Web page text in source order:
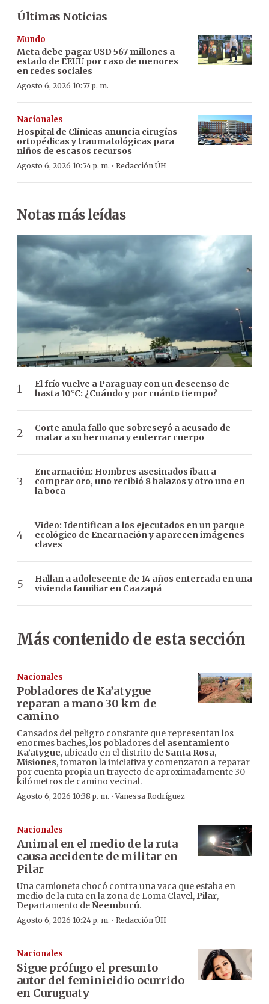
Últimas Noticias
Mundo
Meta debe pagar USD 567 millones a
estado de EEUU por caso de menores
en redes sociales
Agosto 6, 2026 10:57 p. m.
Nacionales
Hospital de Clínicas anuncia cirugías
ortopédicas y traumatológicas para
niños de escasos recursos
Agosto 6, 2026 10:54 p. m. · Redacción ÚH
Notas más leídas
El frío vuelve a Paraguay con un descenso de
hasta 10°C: ¿Cuándo y por cuánto tiempo?
Corte anula fallo que sobreseyó a acusado de
matar a su hermana y enterrar cuerpo
Encarnación: Hombres asesinados iban a
comprar oro, uno recibió 8 balazos y otro uno en
la boca
Video: Identifican a los ejecutados en un parque
ecológico de Encarnación y aparecen imágenes
claves
Hallan a adolescente de 14 años enterrada en una
vivienda familiar en Caazapá
Más contenido de esta sección
Nacionales
Pobladores de Ka’atygue
reparan a mano 30 km de
camino
Cansados del peligro constante que representan los
enormes baches, los pobladores del asentamiento
Ka’atygue, ubicado en el distrito de Santa Rosa,
Misiones, tomaron la iniciativa y comenzaron a reparar
por cuenta propia un trayecto de aproximadamente 30
kilómetros de camino vecinal.
Agosto 6, 2026 10:38 p. m. ·Vanessa Rodríguez
Nacionales
Animal en el medio de la ruta
causa accidente de militar en
Pilar
Una camioneta chocó contra una vaca que estaba en
medio de la ruta en la zona de Loma Clavel, Pilar,
Departamento deÑeembucú.
Agosto 6, 2026 10:24 p. m. · Redacción ÚH
Nacionales
Sigue prófugo el presunto
autor del feminicidio ocurrido
en Curuguaty